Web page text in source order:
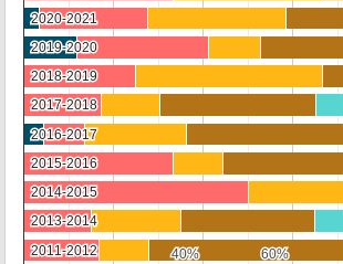
40%
40% 60%
60%
2020-2021
2020-2021
2019-2020
2019-2020
2018-2019
2018-2019
2017-2018
2017-2018
2016-2017
2016-2017
2015-2016
2015-2016
2014-2015
2014-2015
2013-2014
2013-2014
2011-2012
2011-2012